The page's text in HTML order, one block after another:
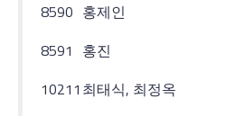
8590 홍제인
8591 홍진
10211 최태식, 최정옥